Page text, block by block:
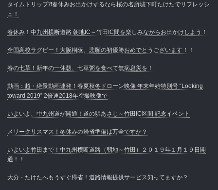
タイムトリップ⁈春休みお出かけするなら桜の名所城下町たけたでリフレッシ
ュ！
春休み！中九州横断道路 朝地IC～竹田IC間を楽しみながらお出かけしよう！
全国高校ラグビー！大阪桐蔭、悲願の初優勝おめでとうございます！！
春の七草！新年の一休憩、七草粥を食べて無病息災を！
動画：超・絶景動画連発！春夏秋冬ドローン映像 年末年始特別号 “Looking
toward 2019” 2倍速2018年空撮映像で
いよいよ、中九州道が開通！道の駅あさじ～竹田IC区間 記念イベント
メリークリスマス！冬休みの帰省準備は万全ですか？
いよいよ竹田まで！中九州横断道路（朝地～竹田）２０１９年１月１９日開
通！！
大分・たけたへもうすぐ帰省！道路情報提供サービス知ってますか？